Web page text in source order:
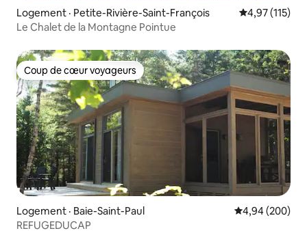
Logement · Petite-Rivière-Saint-François Note
4,97 (115)
Le Chalet de la Montagne Pointue
Coup de cœur voyageurs
Coup de cœur voyageurs
Logement · Baie-Saint-Paul Note
4,94 (200)
REFUGEDUCAP